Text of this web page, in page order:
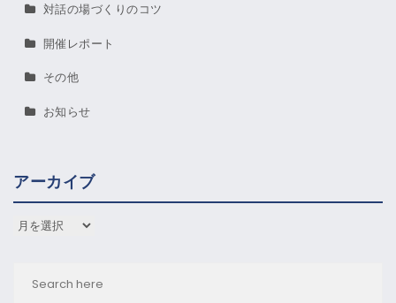
対話の場づくりのコツ
開催レポート
その他
お知らせ
アーカイブ
アーカイブ